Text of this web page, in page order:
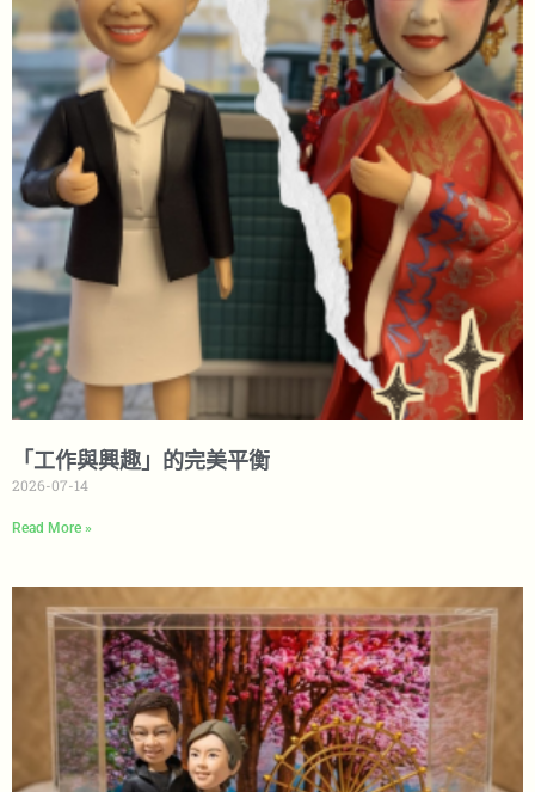
「工作與興趣」的完美平衡
2026-07-14
Read More »